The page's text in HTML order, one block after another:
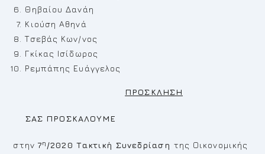
Θηβαίου Δανάη
Κιούση Αθηνά
Τσεβάς Κων/νος
Γκίκας Ισίδωρος
Ρεμπάπης Ευάγγελος
ΠΡΟΣΚΛΗΣΗ
ΣΑΣ ΠΡΟΣΚΑΛΟΥΜΕ
στην 7η /2020 Τακτική Συνεδρίαση της Οικονομικής